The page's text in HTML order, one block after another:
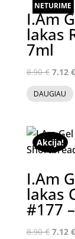
NETURIME
I.Am
lakas
7ml
8.90€ Original
price
was:
7.12 €
DAUGIAU
Akcija!
I.Am
lakas
#177
8.90€ Original
7.12 €